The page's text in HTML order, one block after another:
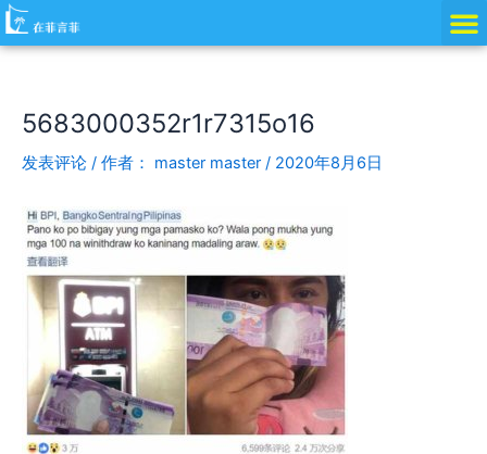
跳
至
5683000352r1r7315o16
发表评论 / 作者： master master / 2020年8月6日
Post
navigation